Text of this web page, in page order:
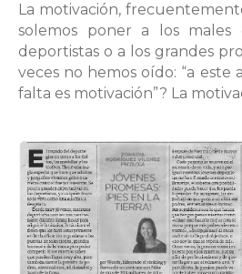
La motivación,
solemos poner a los
deportistas o a los grandes
veces no hemos oído: “a
falta es motivación”? La